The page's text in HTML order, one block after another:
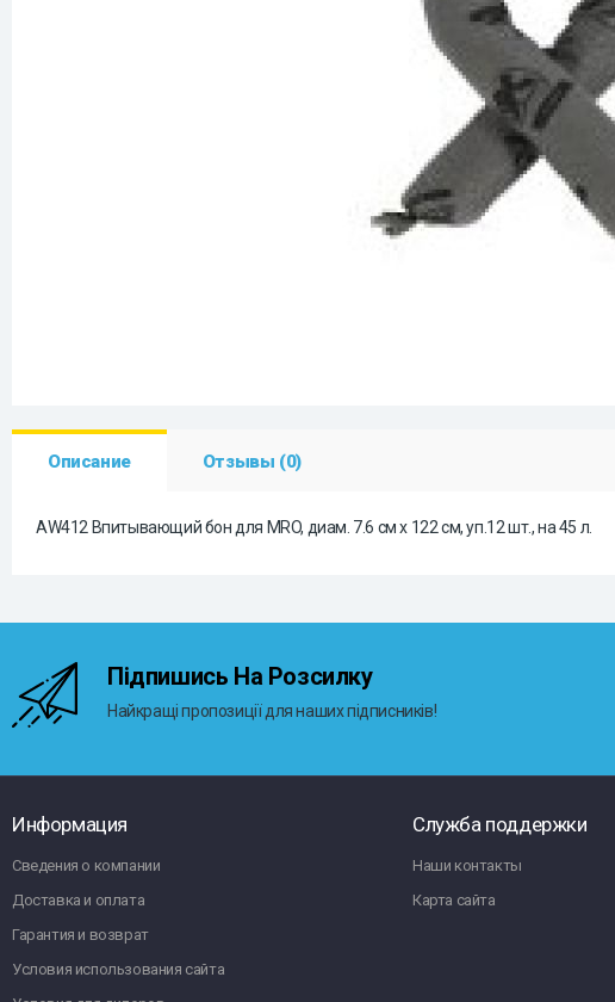
Описание Отзывы (0)
AW412 Впитывающий бон для MRO, диам. 7.6 см x 122 см, уп.12 шт., на 45 л.
Підпишись На Розсилку
Найкращі пропозиції для наших підписників!
Информация
Сведения о компании
Доставка и оплата
Гарантия и возврат
Условия использования сайта
Служба поддержки
Наши контакты
Карта сайта